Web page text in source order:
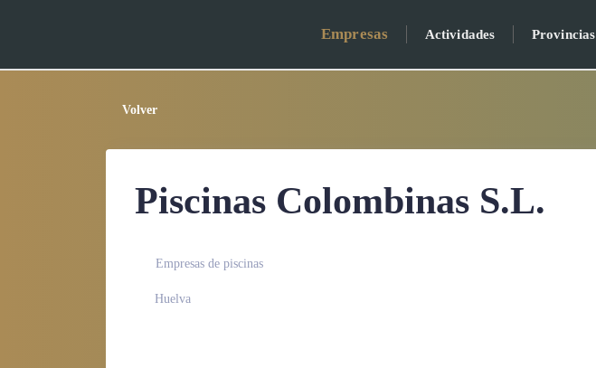
Empresas Actividades Provincias
Volver
Piscinas Colombinas S.L.
Empresas de piscinas
Huelva